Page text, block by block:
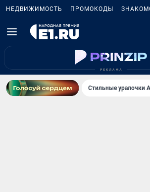
НЕДВИЖИМОСТЬ ПРОМОКОДЫ
Стильные уралочки